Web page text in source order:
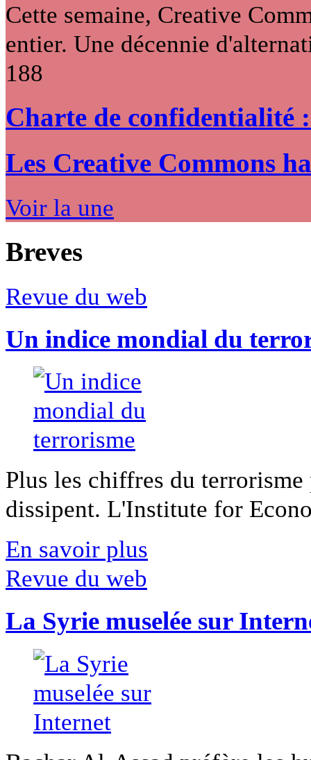
Cette semaine, Creative
entier. Une décennie
188
Charte de confidentialité
Les Creative Commons
Voir la une
Breves
Revue du web
Un indice mondial du
Plus les chiffres du
dissipent. L'Institute for
En savoir plus
Revue du web
La Syrie muselée sur